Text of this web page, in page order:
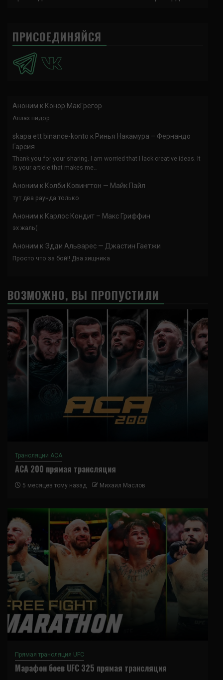
ПРИСОЕДИНЯЙСЯ
Аноним к Конор МакГрегор
Аллах пидор
skapa ett binance-konto к Ринья Накамура – Фернандо
Гарсия
Thank you for your sharing. I am worried that I lack creative ideas. It
is your article that makes me…
Аноним к Колби Ковингтон — Майк Пайл
тут два раунда только
Аноним к Карлос Кондит – Макс Гриффин
эх жаль(
Аноним к Эдди Альварес — Джастин Гаетжи
Просто что за бой!! Два хищника
ВОЗМОЖНО, ВЫ ПРОПУСТИЛИ
Трансляции ACA
ACA 200 прямая трансляция
5 месяцев тому назад Михаил Маслов
Прямая трансляция UFC
Марафон боев UFC 325 прямая трансляция